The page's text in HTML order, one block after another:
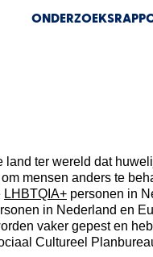
land ter wereld dat
mensen anders te
LHBTQIA+ personen in
in Nederland en
vaker gepest en
Cultureel P